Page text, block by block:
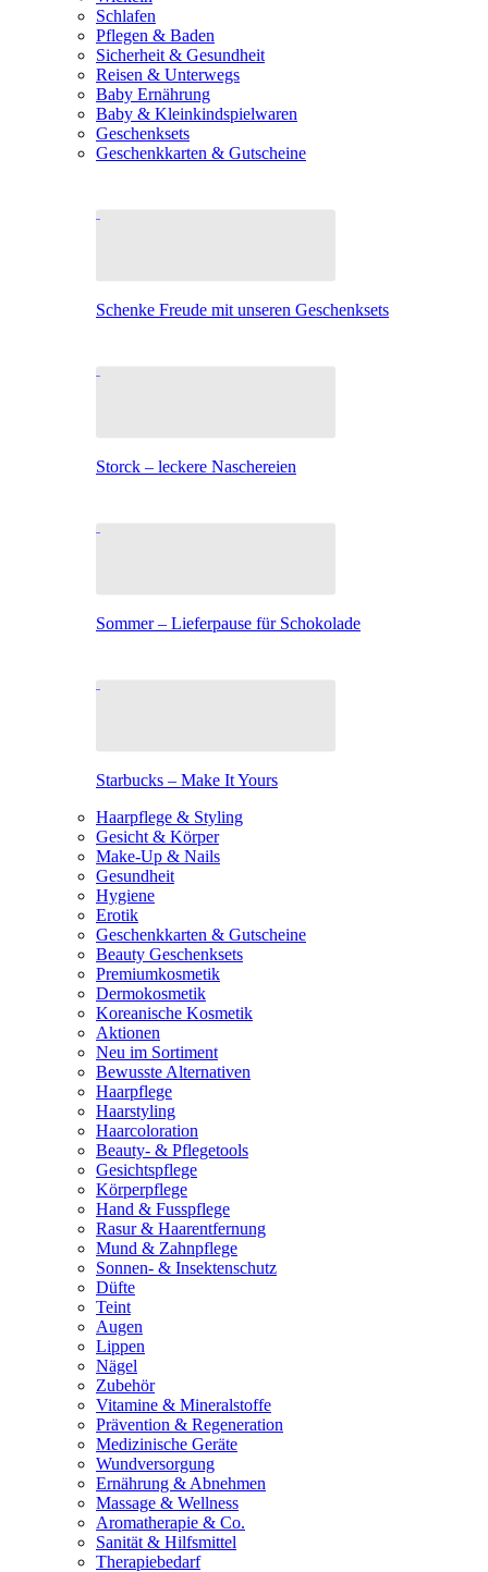
Schlafen
Pflegen & Baden
Sicherheit & Gesundheit
Reisen & Unterwegs
Baby Ernährung
Baby & Kleinkindspielwaren
Geschenksets
Geschenkkarten & Gutscheine
Schenke Freude mit unseren Geschenksets
Storck – leckere Naschereien
Sommer – Lieferpause für Schokolade
Starbucks – Make It Yours
Haarpflege & Styling
Gesicht & Körper
Make-Up & Nails
Gesundheit
Hygiene
Erotik
Geschenkkarten & Gutscheine
Beauty Geschenksets
Premiumkosmetik
Dermokosmetik
Koreanische Kosmetik
Aktionen
Neu im Sortiment
Bewusste Alternativen
Haarpflege
Haarstyling
Haarcoloration
Beauty- & Pflegetools
Gesichtspflege
Körperpflege
Hand & Fusspflege
Rasur & Haarentfernung
Mund & Zahnpflege
Sonnen- & Insektenschutz
Düfte
Teint
Augen
Lippen
Nägel
Zubehör
Vitamine & Mineralstoffe
Prävention & Regeneration
Medizinische Geräte
Wundversorgung
Ernährung & Abnehmen
Massage & Wellness
Aromatherapie & Co.
Sanität & Hilfsmittel
Therapiebedarf